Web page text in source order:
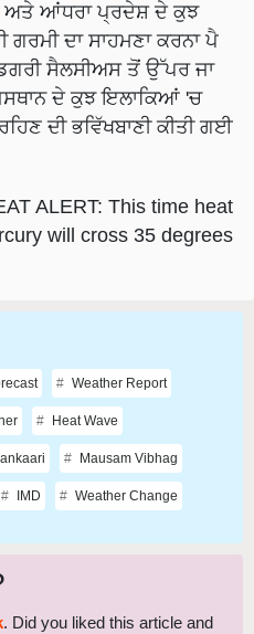
ਅਤੇ ਆਂਧਰਾ ਪ੍ਰਦੇਸ਼ ਦੇ ਕੁਝ
ਦਾ ਸਾਹਮਣਾ ਕਰਨਾ ਪੈ
ਸੈਲਸੀਅਸ ਤੋਂ ਉੱਪਰ ਜਾ
ਦੇ ਕੁਝ ਇਲਾਕਿਆਂ 'ਚ
ਦੀ ਭਵਿੱਖਬਾਣੀ ਕੀਤੀ ਗਈ
ALERT: This time heat
will cross 35 degrees
Weather Report
Heat Wave
Mausam Vibhag
IMD Weather Change
. Did you liked this article and